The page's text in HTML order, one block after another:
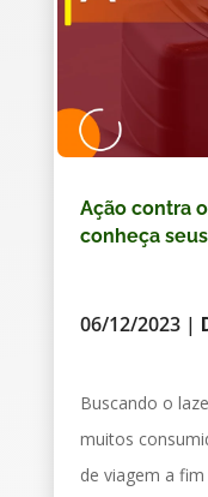
Ação contra
conheça
06/12/2023|
Buscando o
muitos
de viagem a